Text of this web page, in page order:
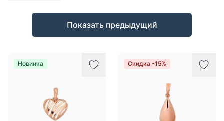
Товары
Показать предыдущий
Новинка Скидка -15%